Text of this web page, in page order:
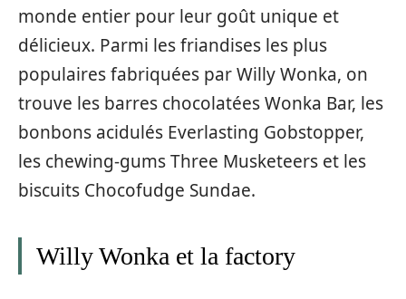
monde entier pour leur goût unique et
délicieux. Parmi les friandises les plus
populaires fabriquées par Willy Wonka, on
trouve les barres chocolatées Wonka Bar, les
bonbons acidulés Everlasting Gobstopper,
les chewing-gums Three Musketeers et les
biscuits Chocofudge Sundae.
Willy Wonka et la factory